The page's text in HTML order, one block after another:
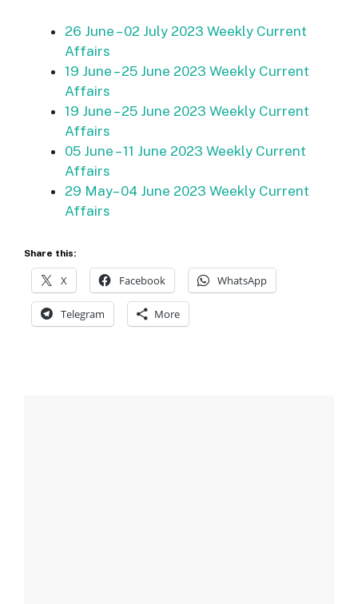
26 June – 02 July 2023 Weekly Current
Affairs
19 June – 25 June 2023 Weekly Current
Affairs
19 June – 25 June 2023 Weekly Current
Affairs
05 June – 11 June 2023 Weekly Current
Affairs
29 May– 04 June 2023 Weekly Current
Affairs
Share this:
X Facebook WhatsApp
Telegram More